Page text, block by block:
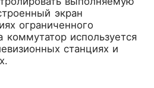
экран
ограниченного
коммутатор используется
станциях и